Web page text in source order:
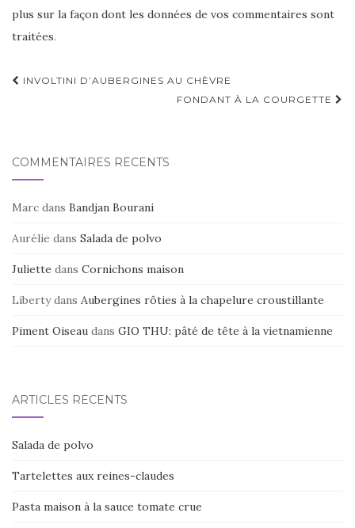
plus sur la façon dont les données de vos commentaires sont
traitées.
Navigation
INVOLTINI D’AUBERGINES AU CHÈVRE
FONDANT À LA COURGETTE
COMMENTAIRES RÉCENTS
Marc dans Bandjan Bourani
Aurélie dans Salada de polvo
Juliette dans Cornichons maison
Libertydans Aubergines rôties à la chapelure croustillante
Piment Oiseau dans GIO THU: pâté de tête à la vietnamienne
ARTICLES RÉCENTS
Salada de polvo
Tartelettes aux reines-claudes
Pasta maison à la sauce tomate crue